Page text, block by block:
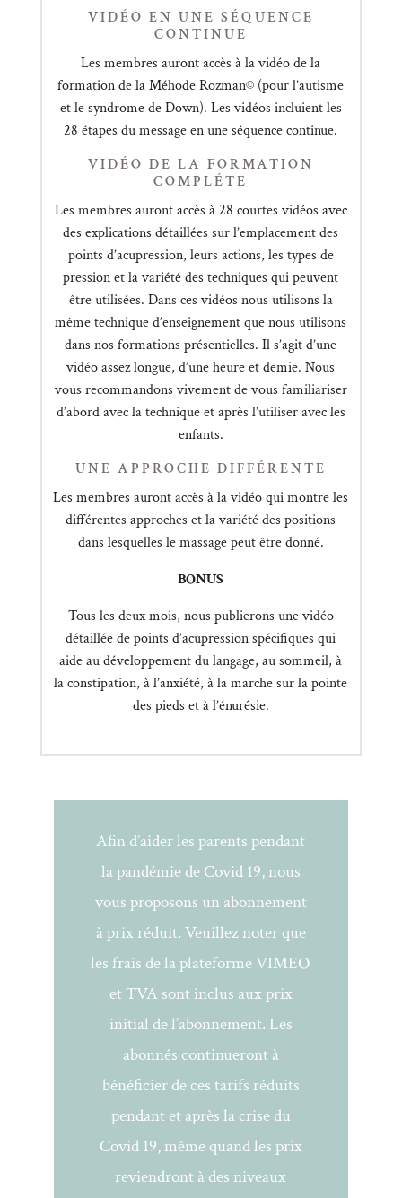
VIDÉO EN UNE SÉQUENCE
CONTINUE
Les membres auront accès à la vidéo de la
formation de la Méhode Rozman© (pour l’autisme
et le syndrome de Down). Les vidéos incluient les
28 étapes du message en une séquence continue.
VIDÉO DE LA FORMATION
COMPLÉTE
Les membres auront accès à 28 courtes vidéos avec
des explications détaillées sur l’emplacement des
points d’acupression, leurs actions, les types de
pression et la variété des techniques qui peuvent
être utilisées. Dans ces vidéos nous utilisons la
même technique d’enseignement que nous utilisons
dans nos formations présentielles. Il s’agit d’une
vidéo assez longue, d’une heure et demie. Nous
vous recommandons vivement de vous familiariser
d’abord avec la technique et après l’utiliser avec les
enfants.
UNE APPROCHE DIFFÉRENTE
Les membres auront accès à la vidéo qui montre les
différentes approches et la variété des positions
dans lesquelles le massage peut être donné.
BONUS
Tous les deux mois, nous publierons une vidéo
détaillée de points d’acupression spécifiques qui
aide au développement du langage, au sommeil, à
la constipation, à l’anxiété, à la marche sur la pointe
des pieds et à l’énurésie.
Afin d’aider les parents pendant
la pandémie de Covid 19, nous
vous proposons un abonnement
à prix réduit. Veuillez noter que
les frais de la plateforme VIMEO
et TVA sont inclus aux prix
initial de l’abonnement. Les
abonnés continueront à
bénéficier de ces tarifs réduits
pendant et après la crise du
Covid 19, même quand les prix
reviendront à des niveaux